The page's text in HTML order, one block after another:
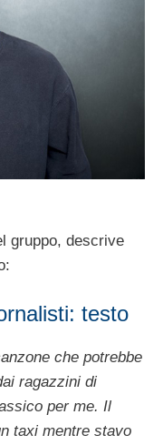
gruppo, descrive
testo
che potrebbe
ragazzini di
per me. Il
taxi mentre stavo